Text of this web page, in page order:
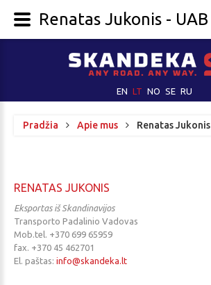
EN LT NO SE RU
Pradžia Apie mus Renatas Jukonis
RENATAS JUKONIS
Eksportas iš Skandinavijos
Transporto Padalinio Vadovas
Mob.tel. +370 699 65959
fax. +370 45 462701
El. paštas: info@skandeka.lt